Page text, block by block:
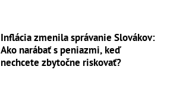
Inflácia zmenila správanie Slovákov:
Ako narábať s peniazmi, keď
nechcete zbytočne riskovať?